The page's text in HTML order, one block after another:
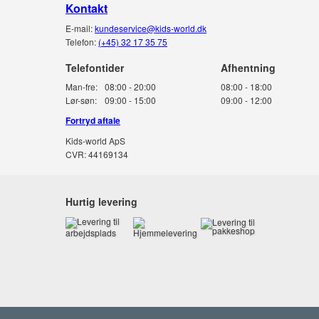
Kontakt
E-mail:kundeservice@kids-world.dk
Telefon: (+45) 32 17 35 75
Telefontider
Man-fre: 08:00 - 20:00
Lør-søn:
09:00 - 15:00
08:00 - 18:00
09:00 - 12:00
Fortryd aftale
Kids-world ApS
CVR: 44169134
Hurtig levering